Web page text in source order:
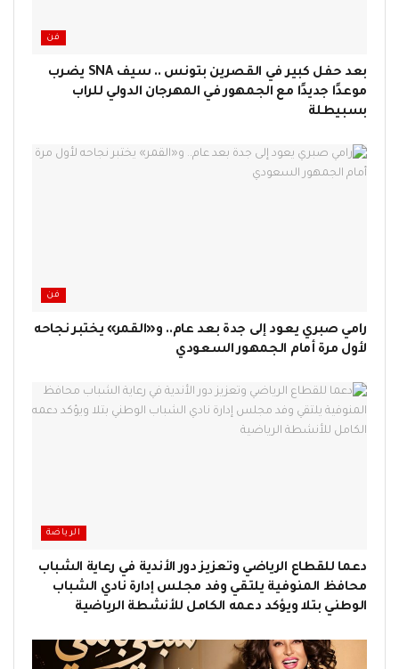
فن
بعد حفل كبير في القصرين بتونس .. سيف SNA يضرب
موعدًا جديدًا مع الجمهور في المهرجان الدولي للراب
بسبيطلة
فن
رامي صبري يعود إلى جدة بعد عام.. و«القمر» يختبر نجاحه
لأول مرة أمام الجمهور السعودي
الرياضة
دعما للقطاع الرياضي وتعزيز دور الأندية في رعاية الشباب
محافظ المنوفية يلتقي وفد مجلس إدارة نادي الشباب
الوطني بتلا ويؤكد دعمه الكامل للأنشطة الرياضية